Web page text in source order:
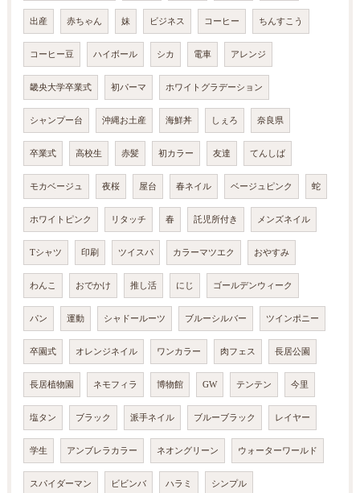
出産 赤ちゃん 妹 ビジネス コーヒー ちんすこう
コーヒー豆 ハイボール シカ 電車 アレンジ
畿央大学卒業式 初パーマ ホワイトグラデーション
シャンプー台 沖縄お土産 海鮮丼 しぇろ 奈良県
卒業式 高校生 赤髪 初カラー 友達 てんしば
モカベージュ 夜桜 屋台 春ネイル ベージュピンク 蛇
ホワイトピンク リタッチ 春 託児所付き メンズネイル
Tシャツ 印刷 ツイスパ カラーマツエク おやすみ
わんこ おでかけ 推し活 にじ ゴールデンウィーク
パン 運動 シャドールーツ ブルーシルバー ツインポニー
卒園式 オレンジネイル ワンカラー 肉フェス 長居公園
長居植物園 ネモフィラ 博物館 GW テンテン 今里
塩タン ブラック 派手ネイル ブルーブラック レイヤー
学生 アンブレラカラー ネオングリーン ウォーターワールド
スパイダーマン ビビンバ ハラミ シンプル